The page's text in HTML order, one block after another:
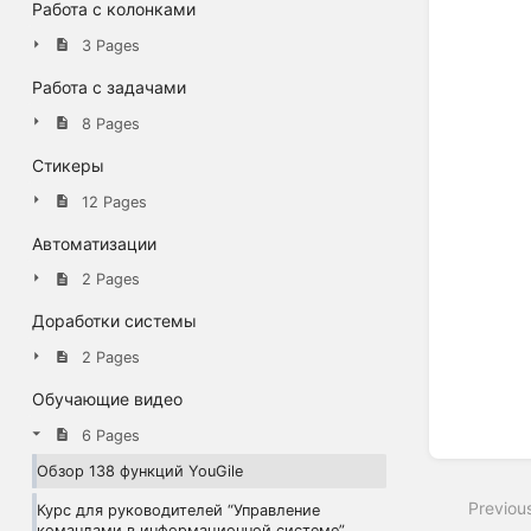
Работа с колонками
3 Pages
Работа с задачами
8 Pages
Стикеры
12 Pages
Автоматизации
2 Pages
Доработки системы
2 Pages
Обучающие видео
6 Pages
Обзор 138 функций YouGile
Курс для руководителей “Управление